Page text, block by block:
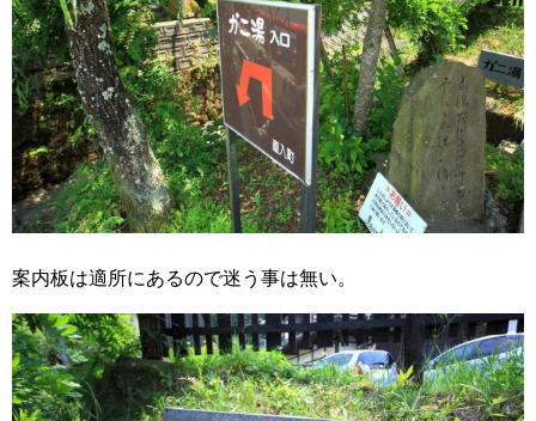
案内板は適所にあるので迷う事は無い。